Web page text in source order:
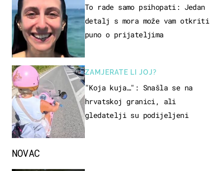
To rade samo psihopati: Jedan
detalj s mora može vam otkriti
puno o prijateljima
ZAMJERATE LI JOJ?
"Koja kuja…": Snašla se na
hrvatskoj granici, ali
gledatelji su podijeljeni
NOVAC